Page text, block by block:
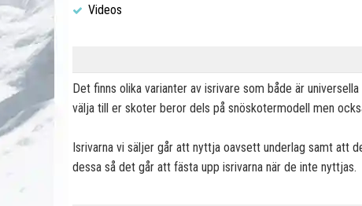
Videos
Det finns olika varianter av isrivare som både är
välja till er skoter beror dels på snöskotermodell men
Isrivarna vi säljer går att nyttja oavsett underlag samt att
dessa så det går att fästa upp isrivarna när de inte nyttjas.